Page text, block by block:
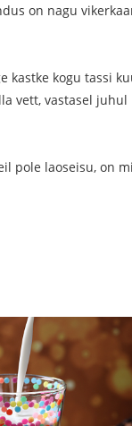
on nagu
kogu tassi
vett, vastasel
pole laoseisu, on